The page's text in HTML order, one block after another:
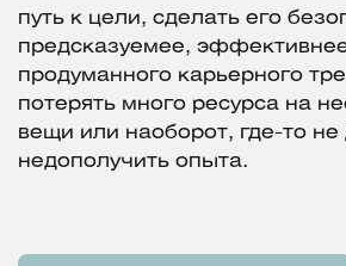
путь к цели, сделать его
предсказуемее,
продуманного карьерного
потерять много ресурса на
вещи или наоборот, где-то не
недополучить опыта.